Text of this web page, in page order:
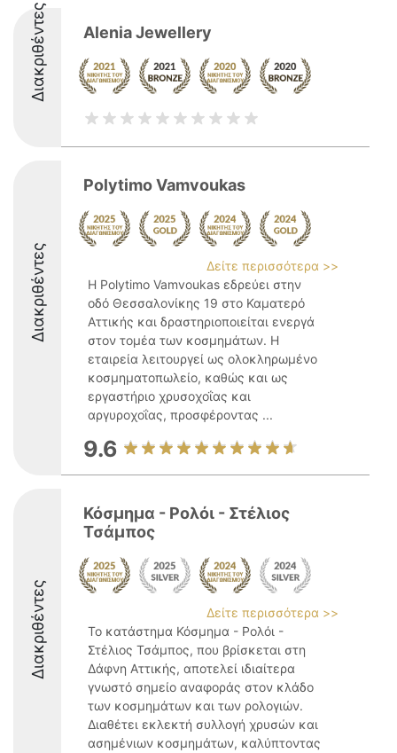
Διακριθέντες Alenia Jewellery
Διακριθέντες
Polytimo Vamvoukas
Δείτε περισσότερα >>
Η Polytimo Vamvoukas εδρεύει στην
οδό Θεσσαλονίκης 19 στο Καματερό
Αττικής και δραστηριοποιείται ενεργά
στον τομέα των κοσμημάτων. Η
εταιρεία λειτουργεί ως ολοκληρωμένο
κοσμηματοπωλείο, καθώς και ως
εργαστήριο χρυσοχοΐας και
αργυροχοΐας, προσφέροντας ...
9.6
Διακριθέντες
Κόσμημα - Ρολόι - Στέλιος
Τσάμπος
Δείτε περισσότερα >>
Το κατάστημα Κόσμημα - Ρολόι -
Στέλιος Τσάμπος, που βρίσκεται στη
Δάφνη Αττικής, αποτελεί ιδιαίτερα
γνωστό σημείο αναφοράς στον κλάδο
των κοσμημάτων και των ρολογιών.
Διαθέτει εκλεκτή συλλογή χρυσών και
ασημένιων κοσμημάτων, καλύπτοντας